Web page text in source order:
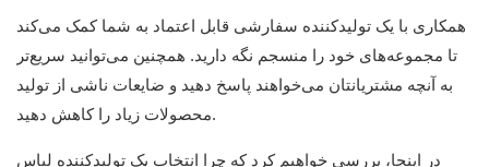
همکاری با یک تولیدکننده سفارشی قابل اعتماد به شما کمک می‌کند
تا مجموعه‌های خود را منسجم نگه دارید. همچنین می‌توانید سریع‌تر
به آنچه مشتریانتان می‌خواهند پاسخ دهید و ضایعات ناشی از تولید
محصولات زیاد را کاهش دهید.
در اینجا، بررسی خواهیم کرد که چرا انتخاب یک تولیدکننده لباس